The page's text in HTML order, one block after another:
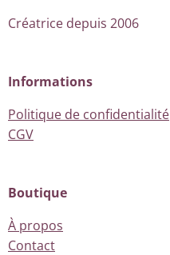
Créatrice depuis 2006
Informations
Politique de confidentialité
CGV
Boutique
À propos
Contact